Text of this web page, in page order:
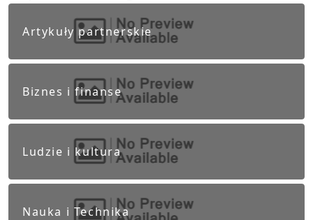
Artykuły partnerskie
Biznes i finanse
Ludzie i kultura
Nauka i Technika